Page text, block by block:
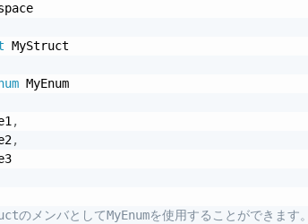
MyStruct
MyEnum
,
,
メンバとしてMyEnumを使用することができます。